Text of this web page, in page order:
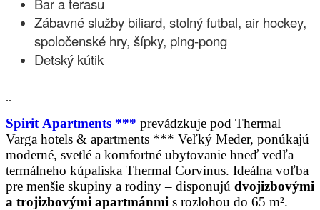
Zábavné služby biliard, stolný futbal, air hockey,
spoločenské hry, šípky, ping-pong
Detský kútik
..
Spirit Apartments *** prevádzkuje pod Thermal
Varga hotels & apartments *** Veľký Meder, ponúkajú
moderné, svetlé a komfortné ubytovanie hneď vedľa
termálneho kúpaliska Thermal Corvinus. Ideálna voľba
pre menšie skupiny a rodiny – disponujú dvojizbovými
a trojizbovými apartmánmi s rozlohou do 65 m².